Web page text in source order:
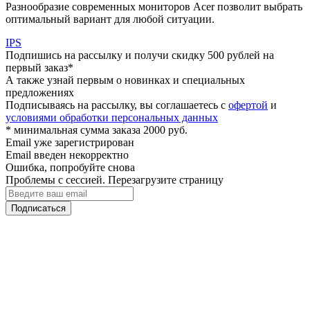
Разнообразие современных мониторов Acer позволит выбрать
оптимальный вариант для любой ситуации.
IPS
Подпишись на рассылку и получи скидку 500 рублей на
первый заказ*
А также узнай первым о новинках и специальных
предложениях
Подписываясь на рассылку, вы соглашаетесь с офертой и
условиями обработки персональных данных
* минимальная сумма заказа 2000 руб.
Email уже зарегистрирован
Email введен некорректно
Ошибка, попробуйте снова
Проблемы с сессией. Перезагрузите страницу
Подписаться